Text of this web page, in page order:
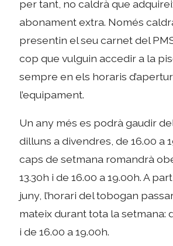
per tant, no caldrà que
abonament extra. Només
presentin el seu carnet del
cop que vulguin accedir a la
sempre en els horaris
l’equipament.
Un any més es podrà gaudir
dilluns a divendres, de 16.00 a
caps de setmana romandrà
13.30h i de 16.00 a 19.00h. A
juny, l’horari del tobogan
mateix durant tota la setmana:
i de 16.00 a 19.00h.